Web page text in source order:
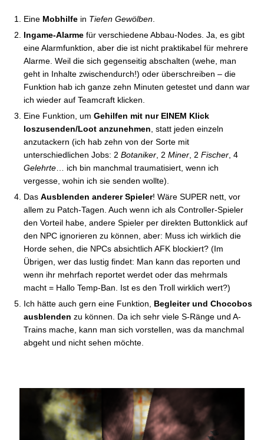
Eine Mobhilfe in Tiefen Gewölben.
Ingame-Alarme für verschiedene Abbau-Nodes. Ja, es gibt
eine Alarmfunktion, aber die ist nicht praktikabel für mehrere
Alarme. Weil die sich gegenseitig abschalten (wehe, man
geht in Inhalte zwischendurch!) oder überschreiben – die
Funktion hab ich ganze zehn Minuten getestet und dann war
ich wieder auf Teamcraft klicken.
Eine Funktion, um Gehilfen mit nur EINEM Klick
loszusenden/Loot anzunehmen, statt jeden einzeln
anzutackern (ich hab zehn von der Sorte mit
unterschiedlichen Jobs: 2 Botaniker, 2 Miner, 2 Fischer, 4
Gelehrte… ich bin manchmal traumatisiert, wenn ich
vergesse, wohin ich sie senden wollte).
Das Ausblenden anderer Spieler! Wäre SUPER nett, vor
allem zu Patch-Tagen. Auch wenn ich als Controller-Spieler
den Vorteil habe, andere Spieler per direkten Buttonklick auf
den NPC ignorieren zu können, aber: Muss ich wirklich die
Horde sehen, die NPCs absichtlich AFK blockiert? (Im
Übrigen, wer das lustig findet: Man kann das reporten und
wenn ihr mehrfach reportet werdet oder das mehrmals
macht = Hallo Temp-Ban. Ist es den Troll wirklich wert?)
Ich hätte auch gern eine Funktion, Begleiter und Chocobos
ausblenden zu können. Da ich sehr viele S-Ränge und A-
Trains mache, kann man sich vorstellen, was da manchmal
abgeht und nicht sehen möchte.